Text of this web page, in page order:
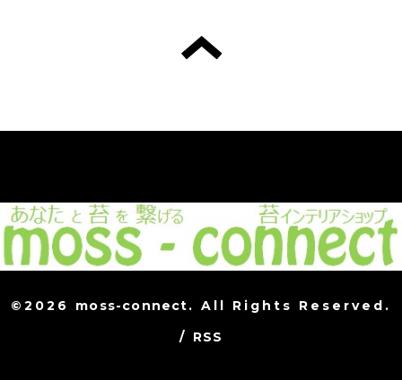
©2026 moss-connect. All Rights Reserved.
/ RSS